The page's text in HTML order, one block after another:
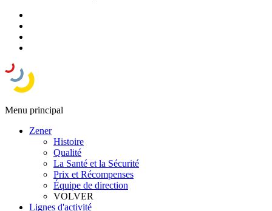
Menu principal
Zener
Histoire
Qualité
La Santé et la Sécurité
Prix et Récompenses
Équipe de direction
VOLVER
Lignes d'activité